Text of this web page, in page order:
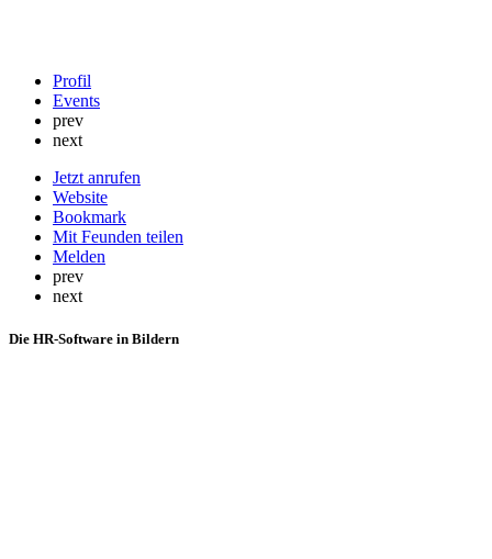
Profil
Events
prev
next
Jetzt anrufen
Website
Bookmark
Mit Feunden teilen
Melden
prev
next
Die HR-Software in Bildern